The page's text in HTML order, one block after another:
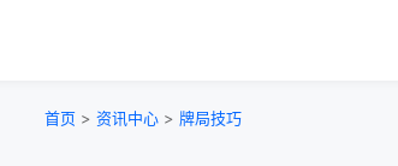
首页 > 资讯中心 > 牌局技巧